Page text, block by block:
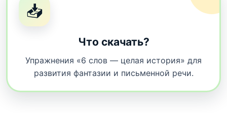
📥
Что скачать?
Упражнения «6 слов — целая история» для
развития фантазии и письменной речи.